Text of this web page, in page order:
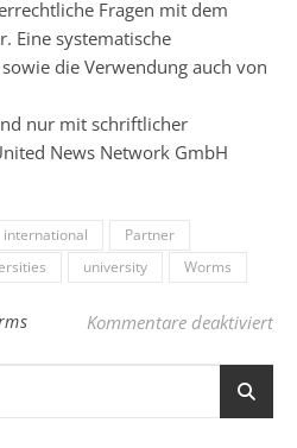
Fragen mit dem
Eine systematische
die Verwendung auch von
nur mit schriftlicher
News Network GmbH
international
Partner
university Worms
Kommentare deaktiviertfür